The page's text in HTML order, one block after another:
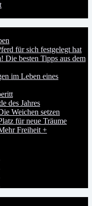
für sich festgelegt hat
Die besten Tipps aus dem
im Leben eines
des Jahres
Weichen setzen
für neue Träume
Freiheit +